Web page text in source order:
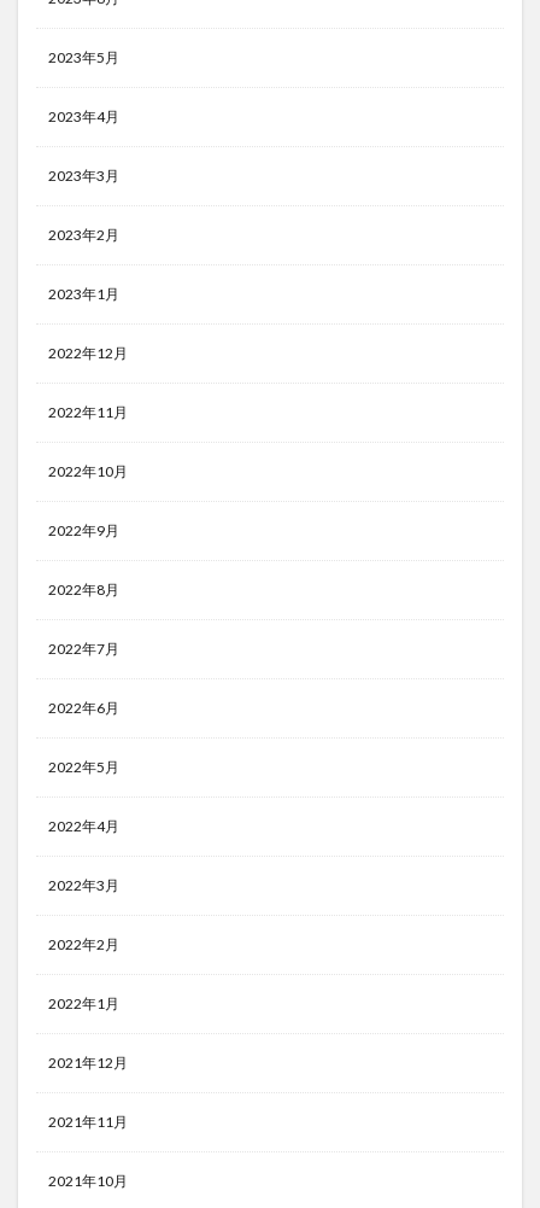
2023年5月
2023年4月
2023年3月
2023年2月
2023年1月
2022年12月
2022年11月
2022年10月
2022年9月
2022年8月
2022年7月
2022年6月
2022年5月
2022年4月
2022年3月
2022年2月
2022年1月
2021年12月
2021年11月
2021年10月